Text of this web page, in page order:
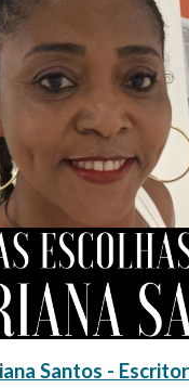
Santos -